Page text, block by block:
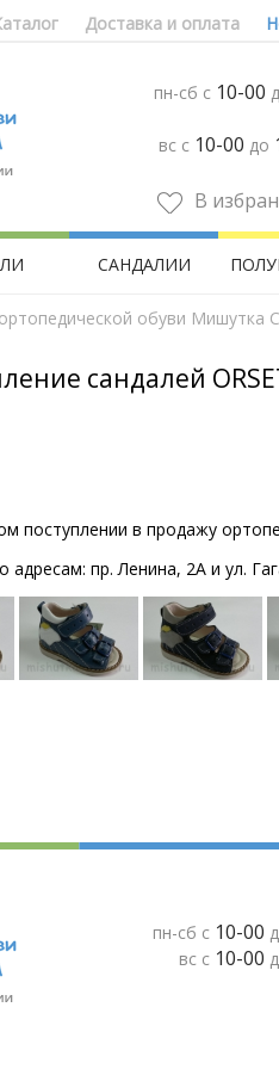
Доставка и оплата
пн-сб с 10-00
вс с 10-00 до
В
САНДАЛИИ
обуви Мишутка
сандалей
в продажу
пр. Ленина, 2А и ул.
пн-сб с 10-00
вс с 10-00